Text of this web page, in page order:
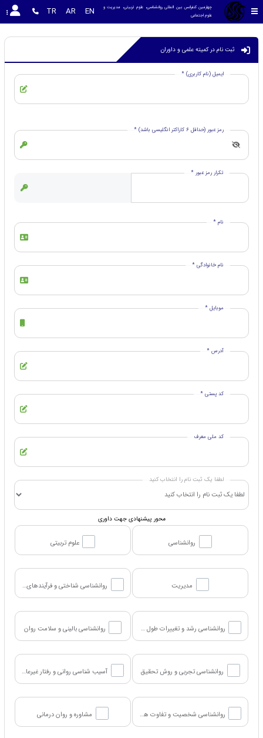
علوم اجتماعی
EN
AR
TR
ثبت نام در کمیته علمی و داوران
ایمیل (نام کاربری) *
رمز عبور (حداقل 6 کاراکتر انگلیسی باشد) *
تکرار رمز عبور *
نام *
نام خانوادگی *
موبایل *
آدرس *
کد پستی *
کد ملی معرف
لطفا یک ثبت نام را انتخاب کنید
محور پیشنهادی جهت داوری
روانشناسی علوم تربیتی
مدیریت روانشناسی شناختی و فرآیندهای ذهنی
روانشناسی رشد و تغییرات طول عمر روانشناسی بالینی و سلامت روان
روانشناسی تجربی و روش تحقیق آسیب شناسی روانی و رفتار غیرعادی
روانشناسی شخصیت و تفاوت های فردی مشاوره و روان درمانی